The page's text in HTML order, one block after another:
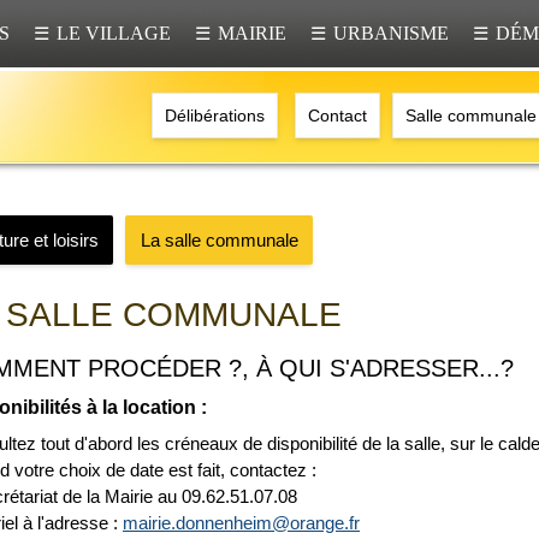
☰ LE VILLAGE ☰ MAIRIE ☰ URBANISME ☰
Délibérations Contact Salle communale
et loisirs La salle communale
COMMUNALE
PROCÉDER ?, À QUI S'ADRESSER...?
à la location :
tout d'abord les créneaux de disponibilité de la salle, sur le
votre choix de date est fait, contactez :
de la Mairie au 09.62.51.07.08
à l'adresse : mairie.donnenheim@orange.fr